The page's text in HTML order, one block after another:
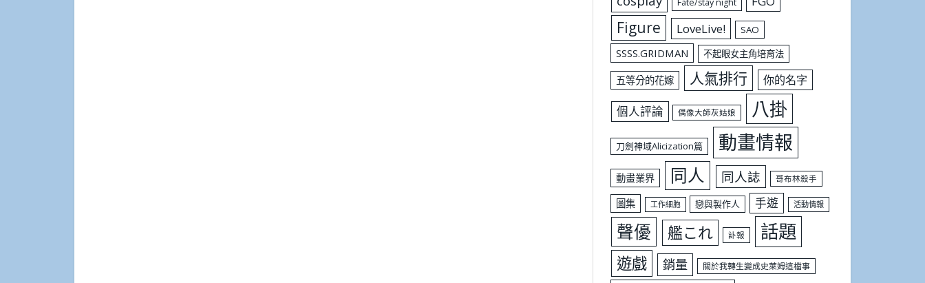
Fate/stay night
Figure LoveLive! SAO
SSSS.GRIDMAN 不起眼女主角培育法
五等分的花嫁 人氣排行 你的名字
個人評論 偶像大師灰姑娘 八掛
刀劍神域Alicization篇 動畫情報
動畫業界 同人 同人誌 哥布林殺手
圖集 工作細胞 戀與製作人 手遊 活動情報
聲優 艦これ 訃報 話題
遊戲 銷量 關於我轉生變成史萊姆這檔事